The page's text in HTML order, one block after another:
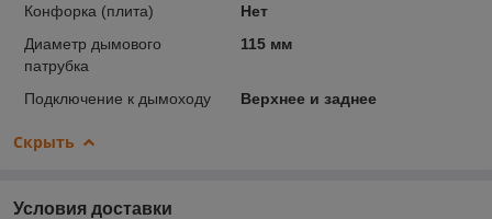
Конфорка (плита)
Нет
Диаметр дымового
патрубка
115 мм
Подключение к дымоходу Верхнее и заднее
Скрыть
Условия доставки